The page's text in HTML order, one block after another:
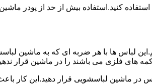
کنید.استفاده بیش از حد از پودر
لباس ها با هر ضربه ای که به ماشین
های فلزی می باشند را در ماشین قرار
در ماشین لباسشویی قرار دهید.این کار